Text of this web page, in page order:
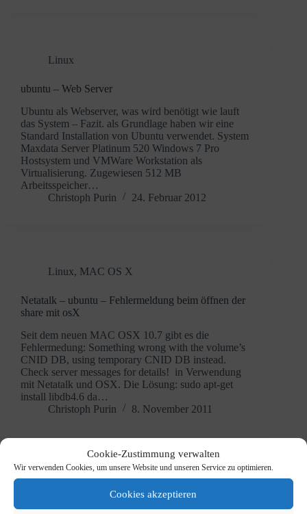
Cookie-Zustimmung verwalten
Wir verwenden Cookies, um unsere Website und unseren Service zu optimieren.
Cookies akzeptieren
Linux
ubuntu – Web Server
Ubuntu als Webserver, was wird benötigt wie lauft
das System – Fazit. als Grundlage haben wir eine
Standard Installation von Ubuntu verwendet. System
Maxdata Server Platinum 520 Windows 7 Pro
Hostsystem und VMWare Workstation als
Virtualisierung. Zugewiesen 512 MB
Arbeitsspeicher…
Christoph Purin
24. Februar 2012
Linux, MAC OS X
Netatalk – ubuntu – Fehlermeldung beim öffnen der
share mit osX
Seit dem neuen MAC OSX 10.7 gibt es die
Fehlermedung: Something wrong with the volume’s
CNID DB, using temporary CNID DB instead.
Check server messages for details! in Verwendung
mit Netatalk und OSX. Die Lösung: sudo apt-get
install libdb4.6 da…
Christoph Purin
8. November 2011